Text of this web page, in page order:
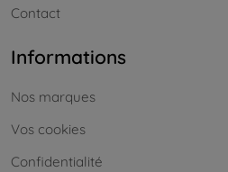
Contact
Informations
Nos marques
Vos cookies
Confidentialité